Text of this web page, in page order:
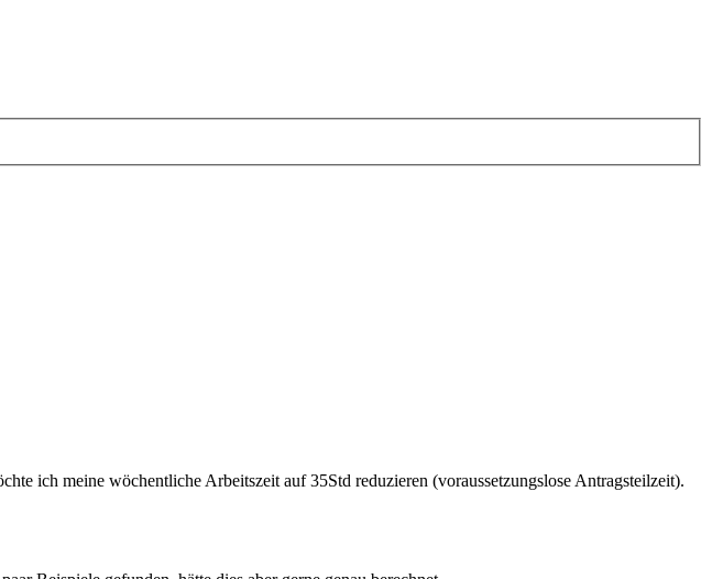
ich meine wöchentliche Arbeitszeit auf 35Std reduzieren (voraussetzungslose Antragsteilzeit).